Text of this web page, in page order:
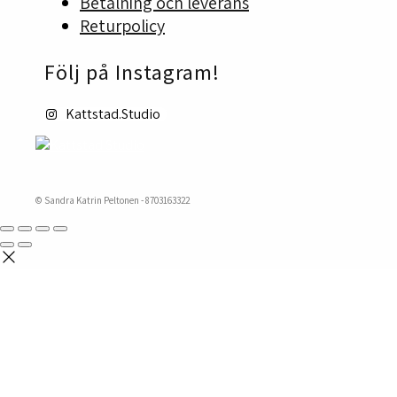
Returpolicy
Följ på Instagram!
Kattstad.Studio
© Sandra Katrin Peltonen - 8703163322